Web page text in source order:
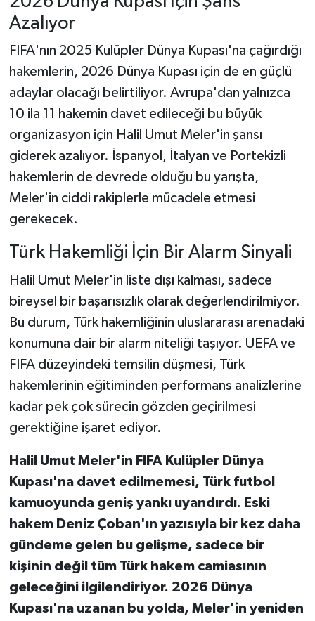
Azalıyor
FIFA'nın 2025 Kulüpler Dünya Kupası'na çağırdığı
hakemlerin, 2026 Dünya Kupası için de en güçlü
adaylar olacağı belirtiliyor. Avrupa'dan yalnızca
10 ila 11 hakemin davet edileceği bu büyük
organizasyon için Halil Umut Meler'in şansı
giderek azalıyor. İspanyol, İtalyan ve Portekizli
hakemlerin de devrede olduğu bu yarışta,
Meler'in ciddi rakiplerle mücadele etmesi
gerekecek.
Türk Hakemliği İçin Bir Alarm Sinyali
Halil Umut Meler'in liste dışı kalması, sadece
bireysel bir başarısızlık olarak değerlendirilmiyor.
Bu durum, Türk hakemliğinin uluslararası arenadaki
konumuna dair bir alarm niteliği taşıyor. UEFA ve
FIFA düzeyindeki temsilin düşmesi, Türk
hakemlerinin eğitiminden performans analizlerine
kadar pek çok sürecin gözden geçirilmesi
gerektiğine işaret ediyor.
Halil Umut Meler'in FIFA Kulüpler Dünya
Kupası'na davet edilmemesi, Türk futbol
kamuoyunda geniş yankı uyandırdı. Eski
hakem Deniz Çoban'ın yazısıyla bir kez daha
gündeme gelen bu gelişme, sadece bir
kişinin değil tüm Türk hakem camiasının
geleceğini ilgilendiriyor. 2026 Dünya
Kupası'na uzanan bu yolda, Meler'in yeniden